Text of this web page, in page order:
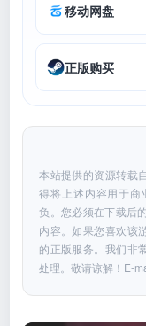
移动网盘
正版购买
本站提供的资源转载
得将上述内容用于商
负。您必须在下载后
内容。如果您喜欢该
的正版服务。我们非
处理。敬请谅解！E-